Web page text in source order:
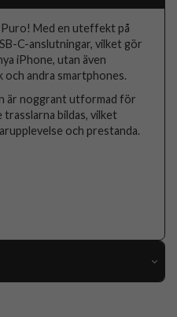
Med en uteffekt på
C-anslutningar, vilket gör
iPhone, utan även
och andra smartphones.
är noggrant utformad för
bildas, vilket
och prestanda.